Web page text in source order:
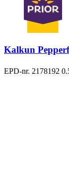
Kalkun
EPD-nr. 2178192